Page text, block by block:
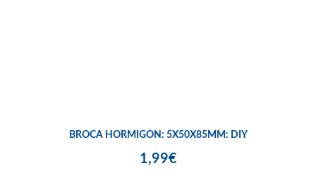
BROCA HORMIGÓN: 5X50X85MM: DIY
1,99€